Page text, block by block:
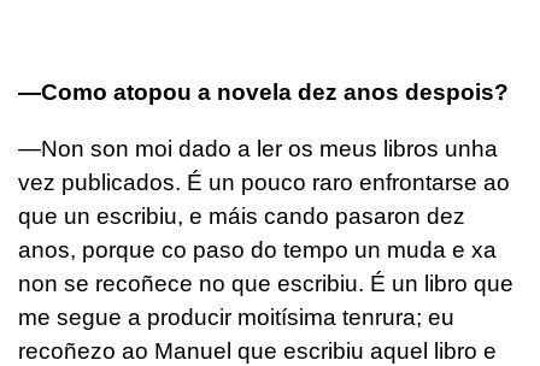
—Como atopou a novela dez anos despois?
—Non son moi dado a ler os meus libros unha
vez publicados. É un pouco raro enfrontarse ao
que un escribiu, e máis cando pasaron dez
anos, porque co paso do tempo un muda e xa
non se recoñece no que escribiu. É un libro que
me segue a producir moitísima tenrura; eu
recoñezo ao Manuel que escribiu aquel libro e